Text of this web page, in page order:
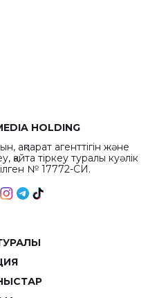
HOLDING
ақпарат агенттігін және
тіркеу туралы куәлік
№ 17772-СИ.